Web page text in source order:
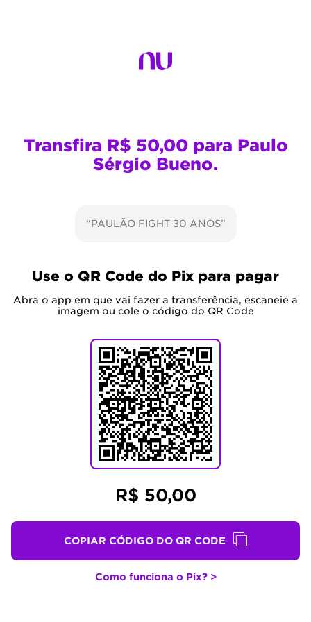
Transfira R$ 50,00 para Paulo
Sérgio Bueno.
“PAULÃO FIGHT 30 ANOS”
Use o QR Code do Pix para pagar
Abra o app em que vai fazer a transferência, escaneie a
imagem ou cole o código do QR Code
R$ 50,00
COPIAR CÓDIGO DO QR CODE
Como funciona o Pix? >